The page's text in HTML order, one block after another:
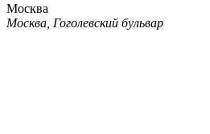
Москва
Москва, Гоголевский бульвар